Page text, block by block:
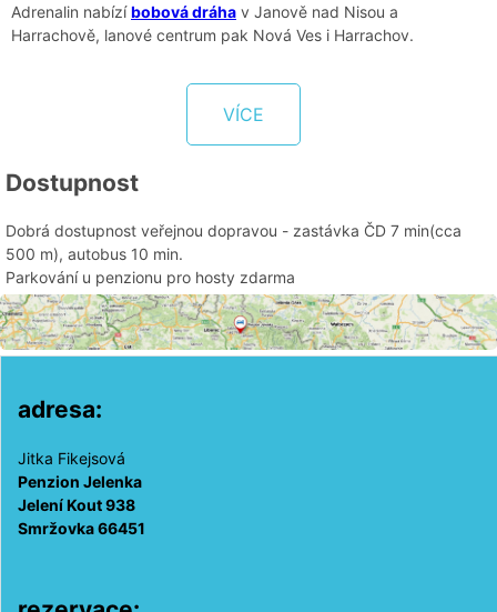
Adrenalin nabízíbobová dráha v Janově nad Nisou a
Harrachově, lanové centrum pak Nová Ves i Harrachov.
VÍCE
Dostupnost
Dobrá dostupnost veřejnou dopravou - zastávka ČD 7 min(cca
500 m), autobus 10 min.
Parkování u penzionu pro hosty zdarma
adresa:
Jitka Fikejsová
Penzion Jelenka
Jelení Kout 938
Smržovka 66451